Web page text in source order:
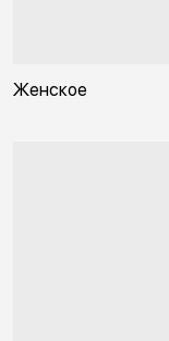
Женское